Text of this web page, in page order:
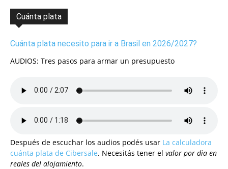
Cuánta plata
Cuánta plata necesito para ir a Brasil en 2026/2027?
AUDIOS: Tres pasos para armar un presupuesto
Después de escuchar los audios podés usar La calculadora
cuánta plata de Cibersale. Necesitás tener el valor por dia en
reales del alojamiento.